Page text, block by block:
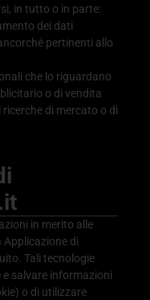
in tutto o in parte:
dei dati
pertinenti allo
che lo riguardano
o di vendita
di mercato o di
in merito alle
di
Tali tecnologie
salvare informazioni
o di utilizzare